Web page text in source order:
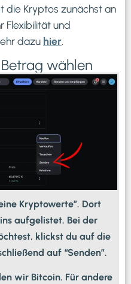
die Kryptos zunächst an
Flexibilität und
dazu hier.
wählen
Kryptowerte”. Dort
aufgelistet. Bei der
klickst du auf die
auf “Senden”.
wir Bitcoin. Für andere